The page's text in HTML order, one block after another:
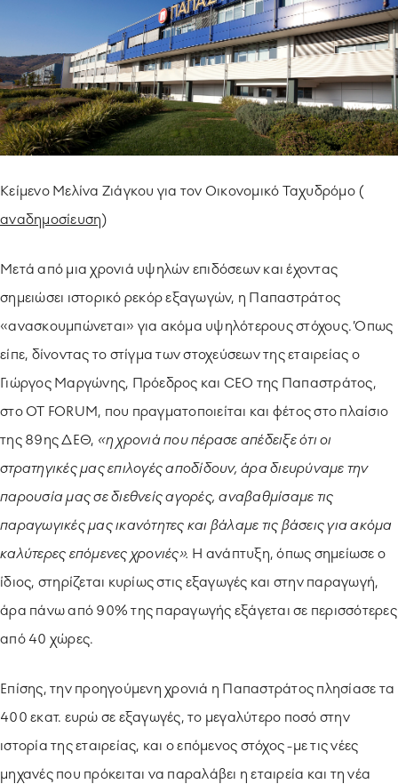
ΥΠΟΔΕΙΓΜΑΤΙΚΗ ΛΕΙΤΟΥΡΓΙΑ
ΕΡΓΑZOMΕΝΟΙ & ΣΥΝΕΡΓΑΤΕΣ
ΠΕΡΙΒΑΛΛΟΝ
Kείμενο Μελίνα Ζιάγκου για τον Οικονομικό Ταχυδρόμο (
αναδημοσίευση)
Μετά από μια χρονιά υψηλών επιδόσεων και έχοντας
σημειώσει ιστορικό ρεκόρ εξαγωγών, η Παπαστράτος
«ανασκουμπώνεται» για ακόμα υψηλότερους στόχους. Όπως
είπε, δίνοντας το στίγμα των στοχεύσεων της εταιρείας ο
Γιώργος Μαργώνης, Πρόεδρος και CEO της Παπαστράτος,
στο OT FORUΜ, που πραγματοποιείται και φέτος στο πλαίσιο
της 89ης ΔΕΘ, «η χρονιά που πέρασε απέδειξε ότι οι
στρατηγικές μας επιλογές αποδίδουν, άρα διευρύναμε την
παρουσία μας σε διεθνείς αγορές, αναβαθμίσαμε τις
παραγωγικές μας ικανότητες και βάλαμε τις βάσεις για ακόμα
καλύτερες επόμενες χρονιές». Η ανάπτυξη, όπως σημείωσε ο
ίδιος, στηρίζεται κυρίως στις εξαγωγές και στην παραγωγή,
άρα πάνω από 90% της παραγωγής εξάγεται σε περισσότερες
από 40 χώρες.
Επίσης, την προηγούμενη χρονιά η Παπαστράτος πλησίασε τα
400 εκατ. ευρώ σε εξαγωγές, το μεγαλύτερο ποσό στην
ιστορία της εταιρείας, και ο επόμενος στόχος -με τις νέες
μηχανές που πρόκειται να παραλάβει η εταιρεία και τη νέα